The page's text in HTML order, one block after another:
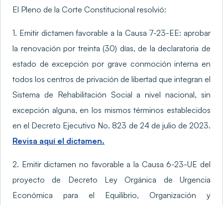
El Pleno de la Corte Constitucional resolvió:
1. Emitir dictamen favorable a la Causa 7-23-EE: aprobar
la renovación por treinta (30) días, de la declaratoria de
estado de excepción por grave conmoción interna en
todos los centros de privación de libertad que integran el
Sistema de Rehabilitación Social a nivel nacional, sin
excepción alguna, en los mismos términos establecidos
en el Decreto Ejecutivo No. 823 de 24 de julio de 2023.
Revisa aquí el dictamen.
2. Emitir dictamen no favorable a la Causa 6-23-UE del
proyecto de Decreto Ley Orgánica de Urgencia
Económica para el Equilibrio, Organización y